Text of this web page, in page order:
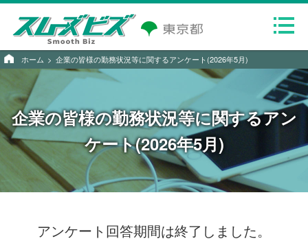
ホーム 企業の皆様の勤務状況等に関するアンケート(2026年5月)
企業の皆様の勤務状況等に関するアン
ケート(2026年5月)
アンケート回答期間は終了しました。